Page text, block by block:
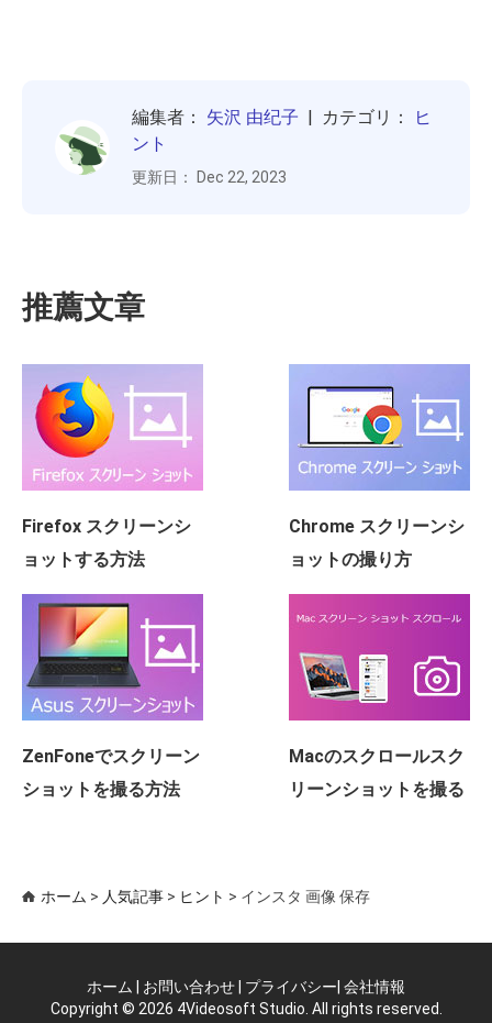
編集者： 矢沢 由纪子 | カテゴリ：
ヒ
ント
更新日： Dec 22, 2023
推薦文章
Firefox スクリーンシ
ョットする方法
Chrome スクリーンシ
ョットの撮り方
ZenFoneでスクリーン
ショットを撮る方法
Macのスクロールスク
リーンショットを撮る
ホーム > 人気記事 > ヒント > インスタ 画像 保存
ホーム お問い合わせ プライバシー 会社情報
Copyright © 2026 4Videosoft Studio. All rights reserved.